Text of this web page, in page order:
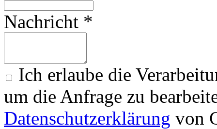
Nachricht *
Ich erlaube die
um die Anfrage zu
Datenschutzerklärung von